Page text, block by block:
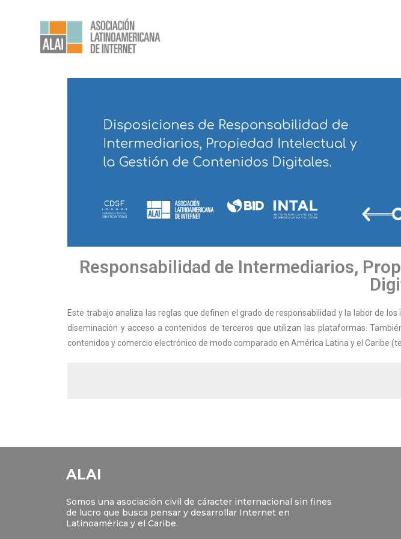
Responsabilidad de Intermediarios,
Este trabajo analiza las reglas que definen el grado de responsabilidad y la labor de
diseminación y acceso a contenidos de terceros que utilizan las plataformas.
contenidos y comercio electrónico de modo comparado en América Latina y el Caribe
ALAI
Somos una asociación civil de cáracter internacional sin fines
de lucro que busca pensar y desarrollar Internet en
Latinoamérica y el Caribe.